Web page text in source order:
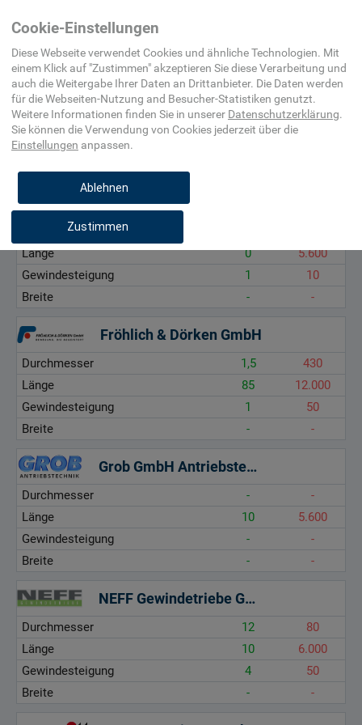
Befestigungsmittel,
Beschlag
Durchmesser, mm
Länge, mm
Gewindesteigung, mm
Durchmesser
Länge
0
5.600
Gewindesteigung
1
10
Breite
- -
Fröhlich & Dörken GmbH
Durchmesser 1,5
430
Länge
85
12.000
Gewindesteigung
1
50
Breite
- -
Grob GmbH Antriebstechnik
Durchmesser -
-
Länge
10
5.600
Gewindesteigung
-
-
Breite
- -
NEFF Gewindetriebe GmbH
Durchmesser 12
80
Länge
10
6.000
Gewindesteigung
4
50
Breite
- -
Cookie-Einstellungen
Diese Webseite verwendet Cookies und ähnliche Technologien. Mit
einem Klick auf "Zustimmen" akzeptieren Sie diese Verarbeitung und
auch die Weitergabe Ihrer Daten an Drittanbieter. Die Daten werden
für dieWebseiten-Nutzung and Besucher-Statistiken genutzt.
Weitere Informationen finden Sie in unserer Datenschutzerklärung.
Sie können die Verwendung von Cookies jederzeit über die
Einstellungen anpassen.
Ablehnen
Zustimmen